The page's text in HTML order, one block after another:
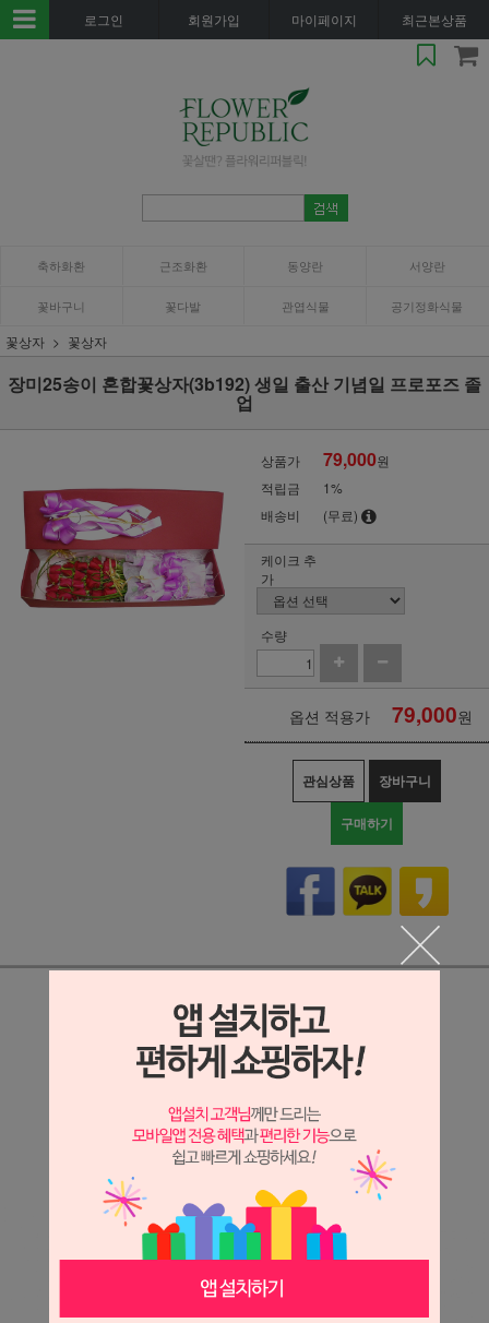
로그인 회원가입 마이페이지 최근본상품
축하화환 근조화환 동양란 서양란
꽃바구니 꽃다발 관엽식물 공기정화식물
꽃상자 꽃상자
장미25송이 혼합꽃상자(3b192) 생일 출산 기념일 프로포즈 졸
업
상품가 79,000원
적립금
1%
배송비
(무료)
케이크 추
가
수량
옵션 적용가 79,000원
관심상품 장바구니
구매하기
상세정보 새창 열기
※ 필독해주세요 ※
장미는 시세 변동에 따라 가격이 달라질 수 있으니
문의 후 주문 바랍니다.